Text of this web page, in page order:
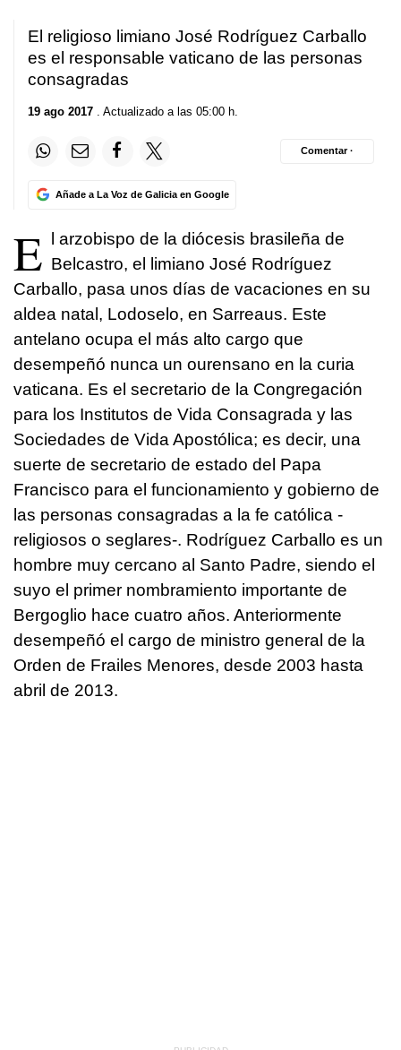
El religioso limiano José Rodríguez Carballo
es el responsable vaticano de las personas
consagradas
19 ago 2017 . Actualizado a las 05:00 h.
Añade a La Voz de Galicia en Google
Comentar ·
E l arzobispo de la diócesis brasileña de
Belcastro, el limiano José Rodríguez
Carballo, pasa unos días de vacaciones en su
aldea natal, Lodoselo, en Sarreaus. Este
antelano ocupa el más alto cargo que
desempeñó nunca un ourensano en la curia
vaticana. Es el secretario de la Congregación
para los Institutos de Vida Consagrada y las
Sociedades de Vida Apostólica; es decir, una
suerte de secretario de estado del Papa
Francisco para el funcionamiento y gobierno de
las personas consagradas a la fe católica -
religiosos o seglares-. Rodríguez Carballo es un
hombre muy cercano al Santo Padre, siendo el
suyo el primer nombramiento importante de
Bergoglio hace cuatro años. Anteriormente
desempeñó el cargo de ministro general de la
Orden de Frailes Menores, desde 2003 hasta
abril de 2013.